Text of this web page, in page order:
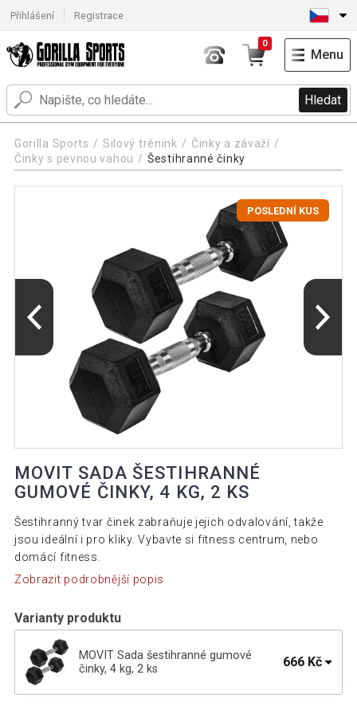
Přihlášení Registrace
Hledat
0
Menu
Gorilla Sports Silový trénink
Činky a závaží
Činky s pevnou vahou
Šestihranné činky
POSLEDNÍ KUS
MOVIT SADA ŠESTIHRANNÉ
GUMOVÉ ČINKY, 4 KG, 2 KS
Šestihranný tvar činek zabraňuje jejich odvalování, takže
jsou ideální i pro kliky. Vybavte si fitness centrum, nebo
domácí fitness.
Zobrazit podrobnější popis
Varianty produktu
MOVIT Sada šestihranné gumové
činky, 4 kg, 2 ks
666 Kč